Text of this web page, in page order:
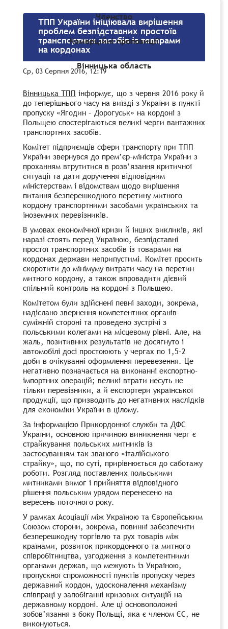
Членство
Комерційні пропозиції
Вінницька область
ТПП України ініціювала вирішення
проблем безпідставних простоїв
транспортних засобів із товарами
на кордонах
Ср, 03 Серпня 2016, 12:19
Вінницька ТПП інформує, що з червня 2016 року й
до теперішнього часу на виїзді з України в пункті
пропуску «Ягодин – Дорогуськ» на кордоні з
Польщею спостерігаються великі черги вантажних
транспортних засобів.
Комітет підприємців сфери транспорту при ТПП
України звернувся до прем’єр-міністра України з
проханням втрутитися в розв’язання критичної
ситуації та дати доручення відповідним
міністерствам і відомствам щодо вирішення
питання безперешкодного перетину митного
кордону транспортними засобами українських та
іноземних перевізників.
В умовах економічної кризи й інших викликів, які
наразі стоять перед Україною, безпідставні
простої транспортних засобів із товарами на
кордонах держави неприпустимі. Комітет просить
скоротити до мінімуму витрати часу на перетин
митного кордону, а також впровадити дієвий
спільний контроль на кордоні з Польщею.
Комітетом були здійснені певні заходи, зокрема,
надіслано звернення компетентних органів
суміжній стороні та проведено зустрічі з
польськими колегами на місцевому рівні. Але, на
жаль, позитивних результатів не досягнуто і
автомобілі досі простоюють у чергах по 1,5-2
доби в очікуванні оформлення перевезення. Це
негативно позначається на виконанні експортно-
імпортних операцій; великі втрати несуть не
тільки перевізники, а й експортери української
продукції, що призводить до негативних наслідків
для економіки України в цілому.
За інформацією Прикордонної служби та ДФС
України, основною причиною виникнення черг є
страйкування польських митників із
застосуванням так званого «італійського
страйку», що, по суті, прирівнюється до саботажу
роботи. Розгляд поставлених польськими
митниками вимог і прийняття відповідного
рішення польським урядом перенесено на
вересень поточного року.
У рамках Асоціації між Україною та Європейським
Союзом сторони, зокрема, повинні забезпечити
безперешкодну торгівлю та рух товарів між
країнами, розвиток прикордонного та митного
співробітництва, узгодження з компетентними
органами держав, що межують із Україною,
пропускної спроможності пунктів пропуску через
державний кордон, удосконалення механізму
співпраці у запобіганні кризових ситуацій на
державному кордоні. Але ці основоположні
зобов’язання з боку Польщі, яка є членом ЄС, не
виконуються.